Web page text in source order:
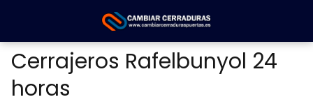
Cerrajeros Rafelbunyol 24
horas